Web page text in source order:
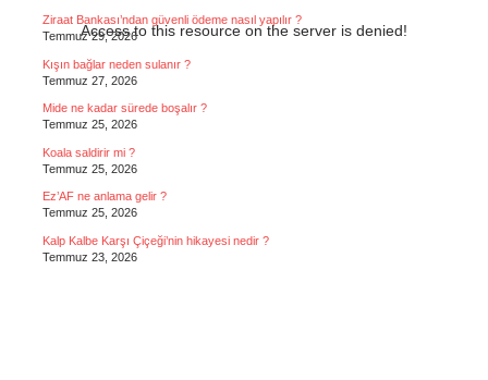
Ziraat Bankası’ndan güvenli ödeme nasıl yapılır ?
Temmuz 29, 2026
Kışın bağlar neden sulanır ?
Temmuz 27, 2026
Mide ne kadar sürede boşalır ?
Temmuz 25, 2026
Koala saldirir mi ?
Temmuz 25, 2026
Ez’AF ne anlama gelir ?
Temmuz 25, 2026
Kalp Kalbe Karşı Çiçeği’nin hikayesi nedir ?
Temmuz 23, 2026
Access to this resource on the server is denied!